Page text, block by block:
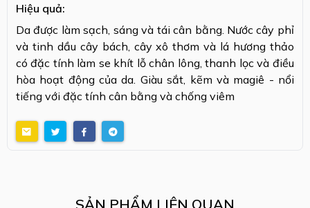
Hiệu quả:
Da được làm sạch, sáng và tái cân bằng. Nước cây phỉ
và tinh dầu cây bách, cây xô thơm và lá hương thảo
có đặc tính làm se khít lỗ chân lông, thanh lọc và điều
hòa hoạt động của da. Giàu sắt, kẽm và magiê - nổi
tiếng với đặc tính cân bằng và chống viêm
SẢN PHẨM LIÊN QUAN